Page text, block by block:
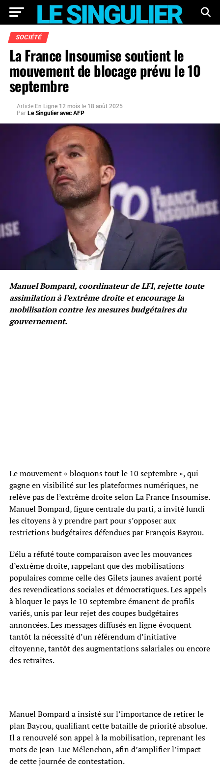
SOCIÉTÉ
La France Insoumise soutient le
mouvement de blocage prévu le 10
septembre
Article En Ligne 12 mois le 18 août 2025
Par Le Singulier avec AFP
Manuel Bompard, coordinateur de LFI, rejette toute
assimilation à l’extrême droite et encourage la
mobilisation contre les mesures budgétaires du
gouvernement.
Le mouvement « bloquons tout le 10 septembre », qui
gagne en visibilité sur les plateformes numériques, ne
relève pas de l’extrême droite selon La France Insoumise.
Manuel Bompard, figure centrale du parti, a invité lundi
les citoyens à y prendre part pour s’opposer aux
restrictions budgétaires défendues par François Bayrou.
L’élu a réfuté toute comparaison avec les mouvances
d’extrême droite, rappelant que des mobilisations
populaires comme celle des Gilets jaunes avaient porté
des revendications sociales et démocratiques. Les appels
à bloquer le pays le 10 septembre émanent de profils
variés, unis par leur rejet des coupes budgétaires
annoncées. Les messages diffusés en ligne évoquent
tantôt la nécessité d’un référendum d’initiative
citoyenne, tantôt des augmentations salariales ou encore
des retraites.
Manuel Bompard a insisté sur l’importance de retirer le
plan Bayrou, qualifiant cette bataille de priorité absolue.
Il a renouvelé son appel à la mobilisation, reprenant les
mots de Jean-Luc Mélenchon, afin d’amplifier l’impact
de cette journée de contestation.